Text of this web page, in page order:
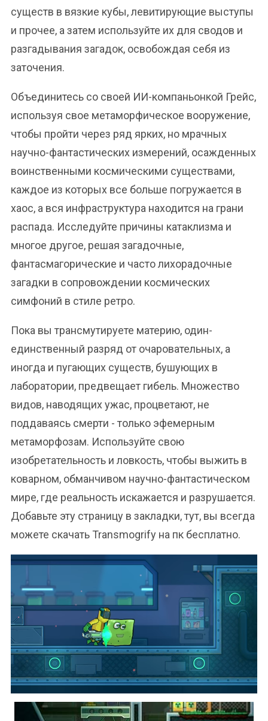
существ в вязкие кубы, левитирующие выступы
и прочее, а затем используйте их для сводов и
разгадывания загадок, освобождая себя из
заточения.
Объединитесь со своей ИИ-компаньонкой Грейс,
используя свое метаморфическое вооружение,
чтобы пройти через ряд ярких, но мрачных
научно-фантастических измерений, осажденных
воинственными космическими существами,
каждое из которых все больше погружается в
хаос, а вся инфраструктура находится на грани
распада. Исследуйте причины катаклизма и
многое другое, решая загадочные,
фантасмагорические и часто лихорадочные
загадки в сопровождении космических
симфоний в стиле ретро.
Пока вы трансмутируете материю, один-
единственный разряд от очаровательных, а
иногда и пугающих существ, бушующих в
лаборатории, предвещает гибель. Множество
видов, наводящих ужас, процветают, не
поддаваясь смерти - только эфемерным
метаморфозам. Используйте свою
изобретательность и ловкость, чтобы выжить в
коварном, обманчивом научно-фантастическом
мире, где реальность искажается и разрушается.
Добавьте эту страницу в закладки, тут, вы всегда
можете скачать Transmogrify на пк бесплатно.